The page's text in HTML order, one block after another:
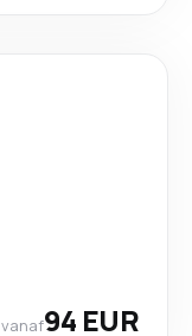
vanaf94 EUR